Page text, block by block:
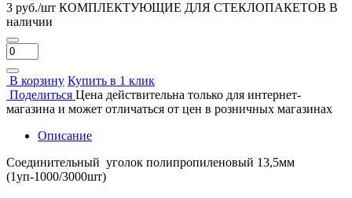
3 руб./шт КОМПЛЕКТУЮЩИЕ ДЛЯ СТЕКЛОПАКЕТОВ В
наличии
В корзину Купить в 1 клик
Поделиться Цена действительна только для интернет-
магазина и может отличаться от цен в розничных магазинах
Описание
Соединительный уголок полипропиленовый 13,5мм
(1уп-1000/3000шт)